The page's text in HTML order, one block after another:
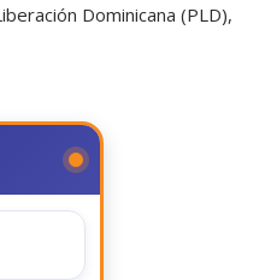
Dominicana (PLD),